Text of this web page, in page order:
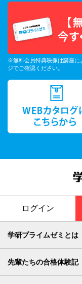
※無料会員特典映像は講座に
ジでご確認ください。
ログイン
学研プライムゼミとは
先輩たちの合格体験記